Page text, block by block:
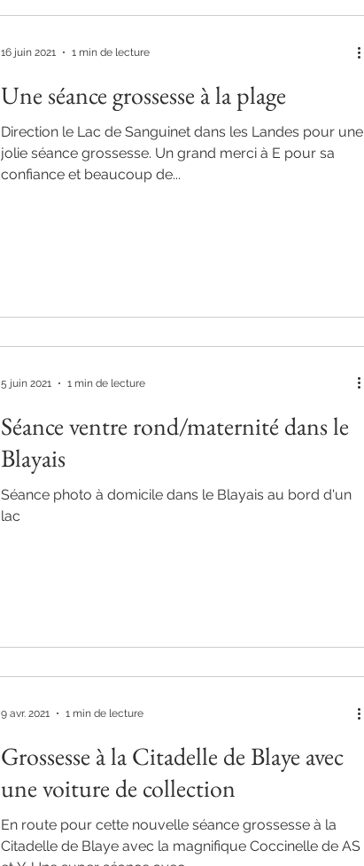
Une séance grossesse à la plage
Direction le Lac de Sanguinet dans les Landes pour une
jolie séance grossesse. Un grand merci à E pour sa
confiance et beaucoup de...
16 juin 2021 1 min de lecture
Séance ventre rond/maternité dans le
Blayais
Séance photo à domicile dans le Blayais au bord d'un
lac
5 juin 2021 1 min de lecture
Grossesse à la Citadelle de Blaye avec
une voiture de collection
En route pour cette nouvelle séance grossesse à la
Citadelle de Blaye avec la magnifique Coccinelle de AS
9 avr. 2021 1 min de lecture